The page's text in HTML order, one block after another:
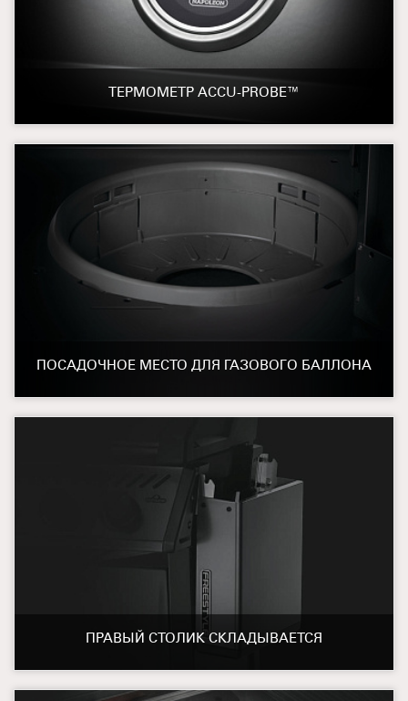
ТЕРМОМЕТР ACCU-PROBE™
ПОСАДОЧНОЕ МЕСТО ДЛЯ ГАЗОВОГО БАЛЛОНА
ПРАВЫЙ СТОЛИК СКЛАДЫВАЕТСЯ